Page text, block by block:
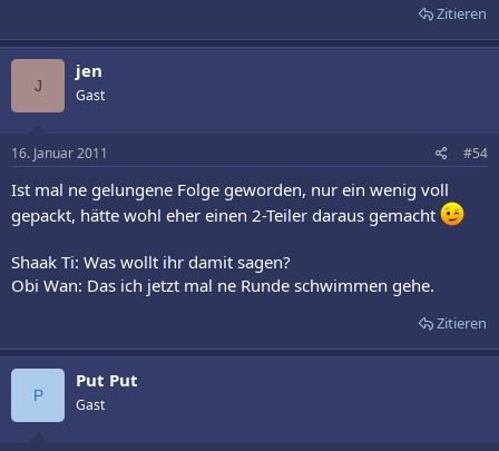
Zitieren
J
jen
Gast
16. Januar 2011 #54
Ist mal ne gelungene Folge geworden, nur ein wenig voll
gepackt, hätte wohl eher einen 2-Teiler daraus gemacht
Shaak Ti: Was wollt ihr damit sagen?
Obi Wan: Das ich jetzt mal ne Runde schwimmen gehe.
Zitieren
P
Put Put
Gast